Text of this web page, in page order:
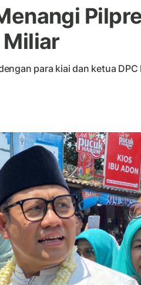
Miliar
para kiai dan ketua DPC